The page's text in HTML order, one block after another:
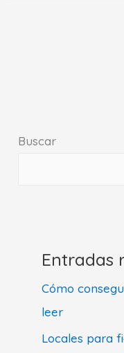
Buscar
Entradas
Cómo
leer
Locales para